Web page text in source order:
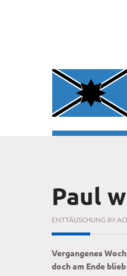
Paul
ENTTÄUSCHUNG IM
Vergangenes
doch am Ende